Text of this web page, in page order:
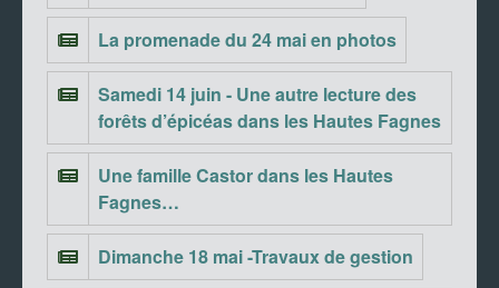
La promenade du 24 mai en photos
Samedi 14 juin - Une autre lecture des
forêts d’épicéas dans les Hautes Fagnes
Une famille Castor dans les Hautes
Fagnes…
Dimanche 18 mai -Travaux de gestion